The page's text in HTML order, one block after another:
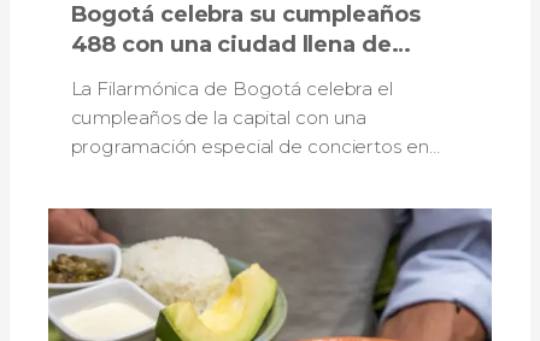
Bogotá celebra su cumpleaños
488 con una ciudad llena de
de la Filarmónica
La Filarmónica de Bogotá celebra el
cumpleaños de la capital con una
programación especial de conciertos en
escenarios.